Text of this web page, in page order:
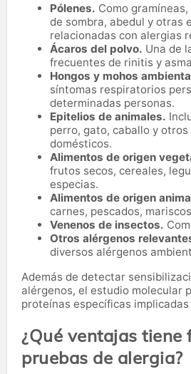
Pólenes. Como
de sombra, abedul y otras
relacionadas con alergias
Ácaros del polvo. Una de
frecuentes de rinitis y
Hongos y mohos
síntomas respiratorios
determinadas personas.
Epitelios de animales.
perro, gato, caballo y otros
domésticos.
Alimentos de origen
frutos secos, cereales,
especias.
Alimentos de origen
carnes, pescados,
Venenos de insectos.
Otros alérgenos
diversos alérgenos
Además de detectar
alérgenos, el estudio molecular
proteínas específicas
¿Qué ventajas tiene
pruebas de alergia?